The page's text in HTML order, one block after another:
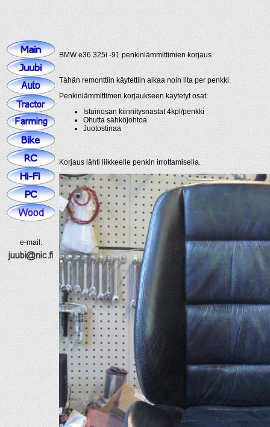
e-mail:
BMW e36 325i -91 penkinlämmittimien korjaus
Tähän remonttiin käytettiin aikaa noin ilta per penkki.
Penkinlämmittimen korjaukseen käytetyt osat:
Istuinosan kiinnitysnastat 4kpl/penkki
Ohutta sähköjohtoa
Juotostinaa
Korjaus lähti liikkeelle penkin irrottamisella.